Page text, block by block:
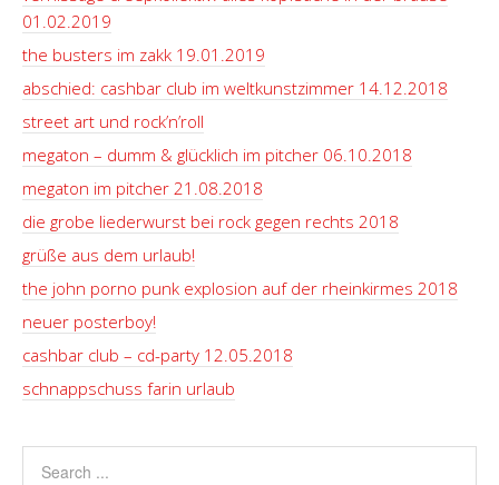
01.02.2019
the busters im zakk 19.01.2019
abschied: cashbar club im weltkunstzimmer 14.12.2018
street art und rock’n’roll
megaton – dumm & glücklich im pitcher 06.10.2018
megaton im pitcher 21.08.2018
die grobe liederwurst bei rock gegen rechts 2018
grüße aus dem urlaub!
the john porno punk explosion auf der rheinkirmes 2018
neuer posterboy!
cashbar club – cd-party 12.05.2018
schnappschuss farin urlaub